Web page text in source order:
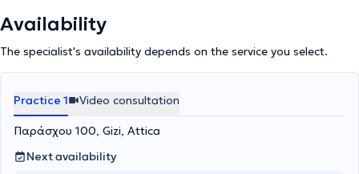
cases of trauma and sports injuries, assessment of spinal
disorders (Scoliosis, Kyphosis), as well as chronic conditions such
as avascular necrosis of the femoral head, slipped capital femoral
ultrasound in the pediatric population is of even greater value as
every effort is made to avoid radiation exposure.
Availability
The specialist's availability depends on the service you select.
Practice 1 Video consultation
Παράσχου 100, Gizi, Attica
Next availability